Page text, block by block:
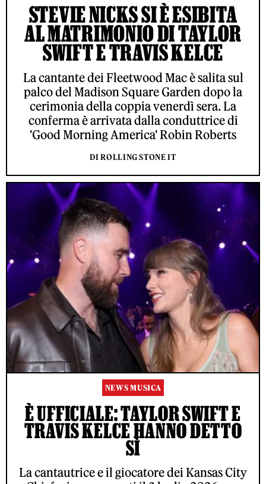
STEVIE NICKS SI È ESIBITA
AL MATRIMONIO DI TAYLOR
SWIFT E TRAVIS KELCE
La cantante dei Fleetwood Mac è salita sul
palco del Madison Square Garden dopo la
cerimonia della coppia venerdì sera. La
conferma è arrivata dalla conduttrice di
'Good Morning America' Robin Roberts
DI ROLLING STONE IT
NEWS MUSICA
È UFFICIALE: TAYLOR SWIFT E
TRAVIS KELCE HANNO DETTO
SÌ
La cantautrice e il giocatore dei Kansas City